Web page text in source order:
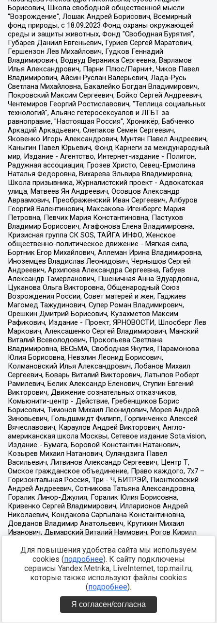
Для повышения удобства сайта мы используем
cookies (подробнее). К сайту подключены
сервисы Yandex.Metrika, LiveInternet, top.mail.ru,
которые также используют файлы cookies
(подробнее).
Я согласен/согласна